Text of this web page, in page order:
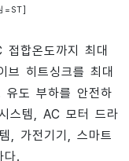
합온도까지 최대
브 히트싱크를 최대
도 부하를 안전하
스템, AC 모터 드라
, 가전기기, 스마트
다.